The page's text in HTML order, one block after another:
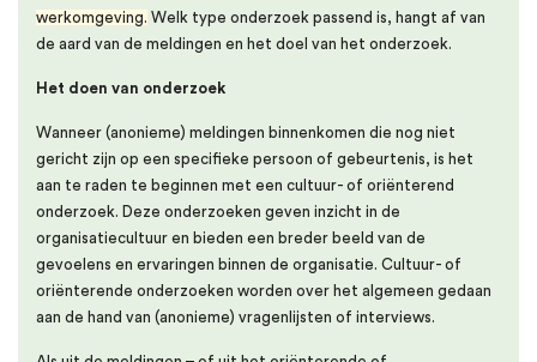
werkomgeving. Welk type onderzoek passend is, hangt af van
de aard van de meldingen en het doel van het onderzoek.
Het doen van onderzoek
Wanneer (anonieme) meldingen binnenkomen die nog niet
gericht zijn op een specifieke persoon of gebeurtenis, is het
aan te raden te beginnen met een cultuur- of oriënterend
onderzoek. Deze onderzoeken geven inzicht in de
organisatiecultuur en bieden een breder beeld van de
gevoelens en ervaringen binnen de organisatie. Cultuur- of
oriënterende onderzoeken worden over het algemeen gedaan
aan de hand van (anonieme) vragenlijsten of interviews.